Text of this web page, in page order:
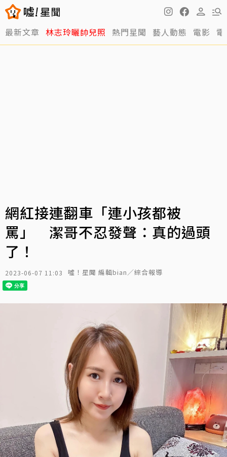
最新文章 林志玲曬帥兒照 熱門星聞 藝人動態 電影
網紅接連翻車「連小孩都被
罵」 潔哥不忍發聲：真的過頭
了！
2023-06-07 11:03 噓！星聞 編輯bian／綜合報導